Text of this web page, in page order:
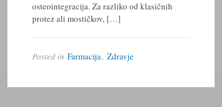
osteointegracija. Za razliko od klasičnih
protez ali mostičkov, […]
Posted in Farmacija, Zdravje